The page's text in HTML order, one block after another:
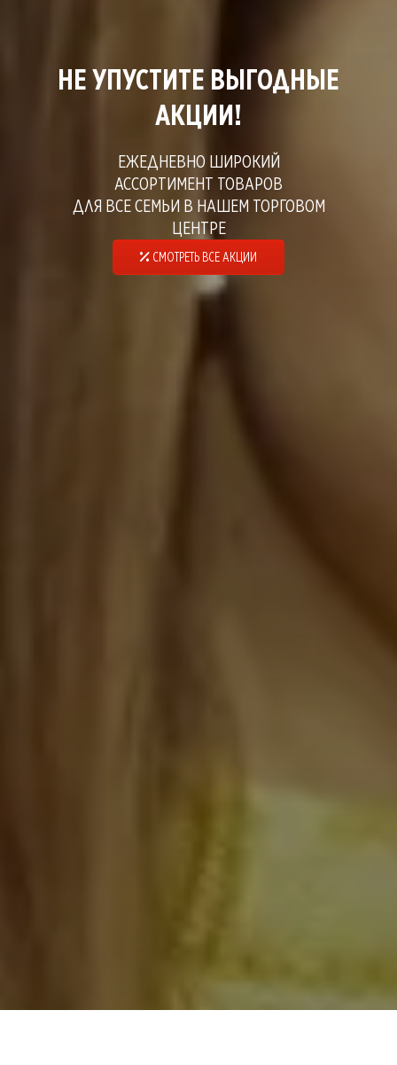
НЕ УПУСТИТЕ ВЫГОДНЫЕ
АКЦИИ!
ЕЖЕДНЕВНО ШИРОКИЙ
АССОРТИМЕНТ ТОВАРОВ
ДЛЯ ВСЕ СЕМЬИ В НАШЕМ ТОРГОВОМ
ЦЕНТРЕ
СМОТРЕТЬ ВСЕ АКЦИИ